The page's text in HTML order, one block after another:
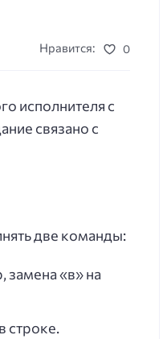
Нравится: 0
исполнителя с
связано с
две команды:
замена «в» на
строке.